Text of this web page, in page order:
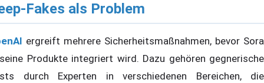
Fakes als Problem
ergreift mehrere Sicherheitsmaßnahmen, bevor Sora
Produkte integriert wird. Dazu gehören gegnerische
durch Experten in verschiedenen Bereichen, die